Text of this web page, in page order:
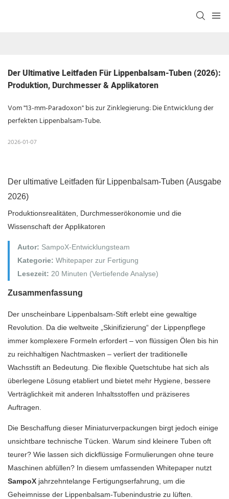
Der Ultimative Leitfaden Für Lippenbalsam-Tuben (2026):
Produktion, Durchmesser & Applikatoren
Vom "13-mm-Paradoxon" bis zur Zinklegierung: Die Entwicklung der
perfekten Lippenbalsam-Tube.
2026-01-07
Der ultimative Leitfaden für Lippenbalsam-Tuben (Ausgabe
2026)
Produktionsrealitäten, Durchmesserökonomie und die
Wissenschaft der Applikatoren
Autor: SampoX-Entwicklungsteam
Kategorie: Whitepaper zur Fertigung
Lesezeit: 20 Minuten (Vertiefende Analyse)
Zusammenfassung
Der unscheinbare Lippenbalsam-Stift erlebt eine gewaltige
Revolution. Da die weltweite „Skinifizierung“ der Lippenpflege
immer komplexere Formeln erfordert – von flüssigen Ölen bis hin
zu reichhaltigen Nachtmasken – verliert der traditionelle
Wachsstift an Bedeutung. Die flexible Quetschtube hat sich als
überlegene Lösung etabliert und bietet mehr Hygiene, bessere
Verträglichkeit mit anderen Inhaltsstoffen und präziseres
Auftragen.
Die Beschaffung dieser Miniaturverpackungen birgt jedoch einige
unsichtbare technische Tücken. Warum sind kleinere Tuben oft
teurer? Wie lassen sich dickflüssige Formulierungen ohne teure
Maschinen abfüllen? In diesem umfassenden Whitepaper nutzt
SampoX jahrzehntelange Fertigungserfahrung, um die
Geheimnisse der Lippenbalsam-Tubenindustrie zu lüften.